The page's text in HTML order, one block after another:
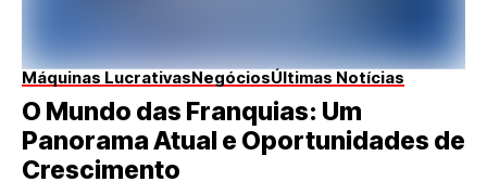
Máquinas LucrativasNegóciosÚltimas Notícias
O Mundo das Franquias: Um
Panorama Atual e Oportunidades de
Crescimento